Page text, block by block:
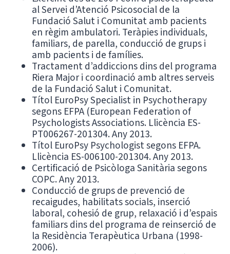
al Servei d’Atenció Psicosocial de la
Fundació Salut i Comunitat amb pacients
en règim ambulatori. Teràpies individuals,
familiars, de parella, conducció de grups i
amb pacients i de famílies.
Tractament d’addiccions dins del programa
Riera Major i coordinació amb altres serveis
de la Fundació Salut i Comunitat.
Títol EuroPsy Specialist in Psychotherapy
segons EFPA (European Federation of
Psychologists Associations. Llicència ES-
PT006267-201304. Any 2013.
Títol EuroPsy Psychologist segons EFPA.
Llicència ES-006100-201304. Any 2013.
Certificació de Psicòloga Sanitària segons
COPC. Any 2013.
Conducció de grups de prevenció de
recaigudes, habilitats socials, inserció
laboral, cohesió de grup, relaxació i d’espais
familiars dins del programa de reinserció de
la Residència Terapèutica Urbana (1998-
2006).